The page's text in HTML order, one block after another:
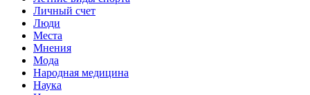
Личный счет
Люди
Места
Мнения
Мода
Народная медицина
Наука